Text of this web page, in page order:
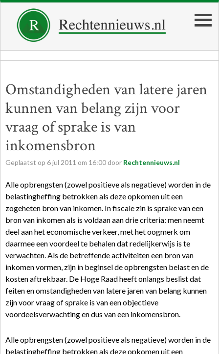
Omstandigheden van latere jaren
kunnen van belang zijn voor
vraag of sprake is van
inkomensbron
Geplaatst op 6jul 2011 om 16:00 door Rechtennieuws.nl
Alle opbrengsten (zowel positieve als negatieve) worden in de
belastingheffing betrokken als deze opkomen uit een
zogeheten bron van inkomen. In fiscale zin is sprake van een
bron van inkomen als is voldaan aan drie criteria: men neemt
deel aan het economische verkeer, met het oogmerk om
daarmee een voordeel te behalen dat redelijkerwijs is te
verwachten. Als de betreffende activiteiten een bron van
inkomen vormen, zijn in beginsel de opbrengsten belast en de
kosten aftrekbaar. De Hoge Raad heeft onlangs beslist dat
feiten en omstandigheden van latere jaren van belang kunnen
zijn voor vraag of sprake is van een objectieve
voordeelsverwachting en dus van een inkomensbron.
Alle opbrengsten (zowel positieve als negatieve) worden in de
belastingheffing betrokken als deze opkomen uit een